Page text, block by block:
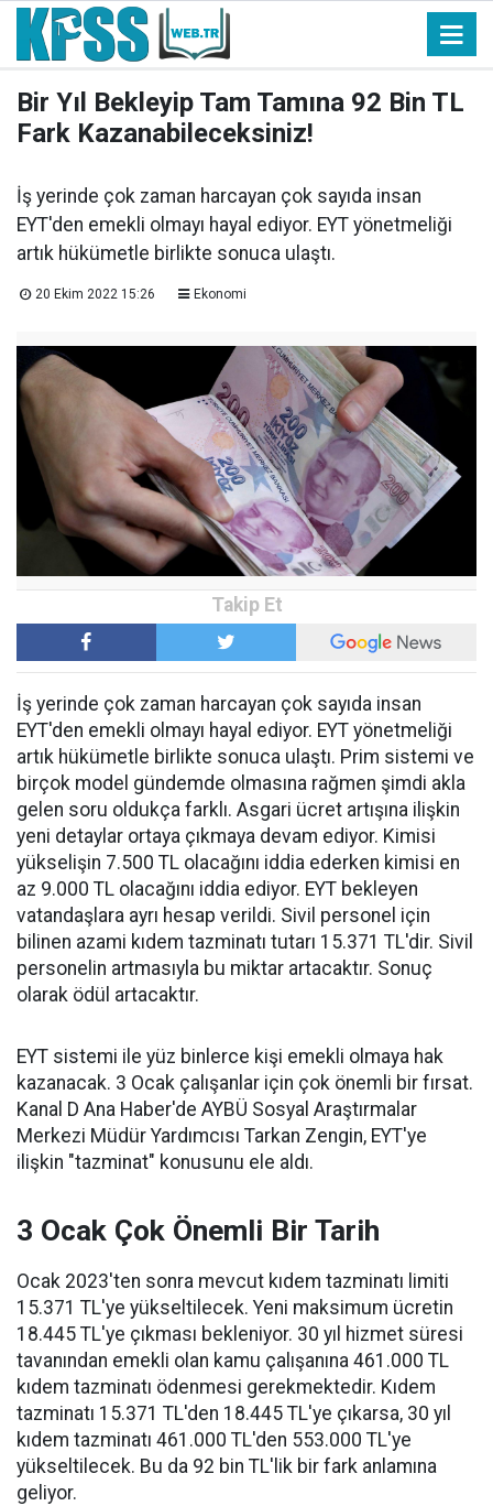
Bir Yıl Bekleyip Tam Tamına 92 Bin TL
Fark Kazanabileceksiniz!
İş yerinde çok zaman harcayan çok sayıda insan
EYT'den emekli olmayı hayal ediyor. EYT yönetmeliği
artık hükümetle birlikte sonuca ulaştı.
20 Ekim 2022 15:26 Ekonomi
İş yerinde çok zaman harcayan çok sayıda insan
EYT'den emekli olmayı hayal ediyor. EYT yönetmeliği
artık hükümetle birlikte sonuca ulaştı. Prim sistemi ve
birçok model gündemde olmasına rağmen şimdi akla
gelen soru oldukça farklı. Asgari ücret artışına ilişkin
yeni detaylar ortaya çıkmaya devam ediyor. Kimisi
yükselişin 7.500 TL olacağını iddia ederken kimisi en
az 9.000 TL olacağını iddia ediyor. EYT bekleyen
vatandaşlara ayrı hesap verildi. Sivil personel için
bilinen azami kıdem tazminatı tutarı 15.371 TL'dir. Sivil
personelin artmasıyla bu miktar artacaktır. Sonuç
olarak ödül artacaktır.
EYT sistemi ile yüz binlerce kişi emekli olmaya hak
kazanacak. 3 Ocak çalışanlar için çok önemli bir fırsat.
Kanal D Ana Haber'de AYBÜ Sosyal Araştırmalar
Merkezi Müdür Yardımcısı Tarkan Zengin, EYT'ye
ilişkin "tazminat" konusunu ele aldı.
3 Ocak Çok Önemli Bir Tarih
Ocak 2023'ten sonra mevcut kıdem tazminatı limiti
15.371 TL'ye yükseltilecek. Yeni maksimum ücretin
18.445 TL'ye çıkması bekleniyor. 30 yıl hizmet süresi
tavanından emekli olan kamu çalışanına 461.000 TL
kıdem tazminatı ödenmesi gerekmektedir. Kıdem
tazminatı 15.371 TL'den 18.445 TL'ye çıkarsa, 30 yıl
kıdem tazminatı 461.000 TL'den 553.000 TL'ye
yükseltilecek. Bu da 92 bin TL'lik bir fark anlamına
geliyor.